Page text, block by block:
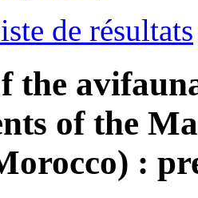
de résultats
the
of the
: